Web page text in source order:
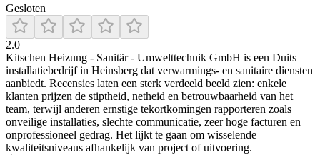
Gesloten
2.0
Kitschen Heizung - Sanitär - Umwelttechnik GmbH is een Duits
installatiebedrijf in Heinsberg dat verwarmings- en sanitaire diensten
aanbiedt. Recensies laten een sterk verdeeld beeld zien: enkele
klanten prijzen de stiptheid, netheid en betrouwbaarheid van het
team, terwijl anderen ernstige tekortkomingen rapporteren zoals
onveilige installaties, slechte communicatie, zeer hoge facturen en
onprofessioneel gedrag. Het lijkt te gaan om wisselende
kwaliteitsniveaus afhankelijk van project of uitvoering.